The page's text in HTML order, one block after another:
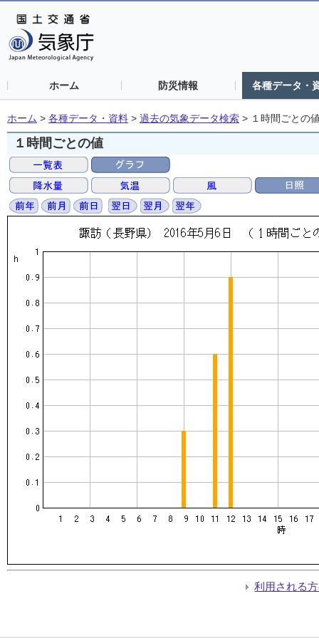
ホーム 防災情報 各種データ・
ホーム > 各種データ・資料 > 過去の気象データ検索 > １時間ごとの
１時間ごとの値
利用される